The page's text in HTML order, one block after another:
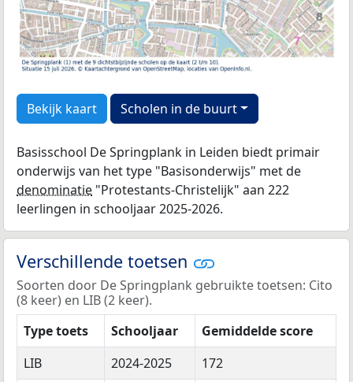
Bekijk kaart Scholen in de buurt
Basisschool De Springplank in Leiden biedt primair
onderwijs van het type "Basisonderwijs" met de
denominatie "Protestants-Christelijk" aan 222
leerlingen in schooljaar 2025-2026.
Verschillende toetsen
Soorten door De Springplank gebruikte toetsen: Cito
(8 keer) en LIB (2 keer).
Type toets
Schooljaar
Gemiddelde score
LIB
2024-2025
172